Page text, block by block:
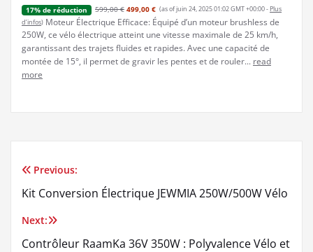
17% de réduction 599,00 € 499,00 € (as of juin 24, 2025 01:02 GMT +00:00 - Plus
d’infos) Moteur Électrique Efficace: Équipé d’un moteur brushless de
250W, ce vélo électrique atteint une vitesse maximale de 25 km/h,
garantissant des trajets fluides et rapides. Avec une capacité de
montée de 15°, il permet de gravir les pentes et de rouler... read
more
Navigation
de
l’article
Previous:
Kit Conversion Électrique JEWMIA 250W/500W Vélo
Next:
Contrôleur RaamKa 36V 350W : Polyvalence Vélo et